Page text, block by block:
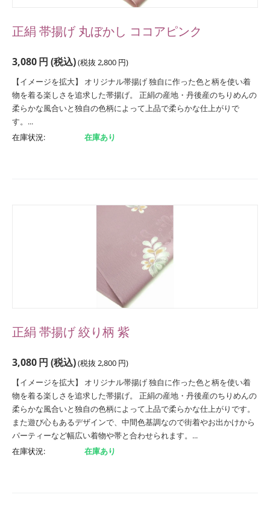
正絹 帯揚げ 丸ぼかし ココアピンク
3,080円 (税込)(税抜 2,800 円)
【イメージを拡大】 オリジナル帯揚げ 独自に作った色と柄を使い着
物を着る楽しさを追求した帯揚げ。 正絹の産地・丹後産のちりめんの
柔らかな風合いと独自の色柄によって上品で柔らかな仕上がりで
す。...
在庫状況:
在庫あり
正絹 帯揚げ 絞り柄 紫
3,080円 (税込)(税抜 2,800 円)
【イメージを拡大】 オリジナル帯揚げ 独自に作った色と柄を使い着
物を着る楽しさを追求した帯揚げ。 正絹の産地・丹後産のちりめんの
柔らかな風合いと独自の色柄によって上品で柔らかな仕上がりです。
また遊び心もあるデザインで、中間色基調なので街着やお出かけから
パーティーなど幅広い着物や帯と合わせられます。...
在庫状況:
在庫あり